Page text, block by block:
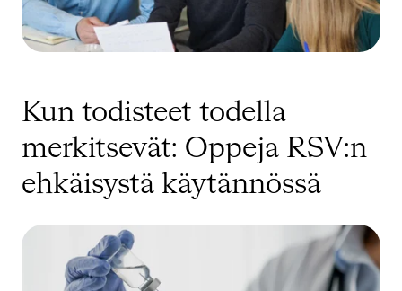
Kun todisteet todella
merkitsevät: Oppeja RSV:n
ehkäisystä käytännössä